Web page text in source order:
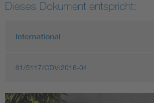
Dieses Dokument entspricht:
International
61/5117/CDV:2016-04